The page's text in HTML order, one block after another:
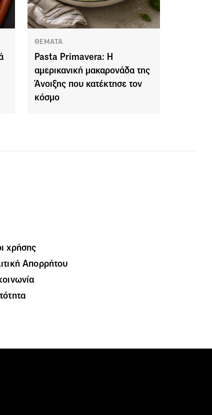
ΘΕΜΑΤΑ
Pasta Primavera: Η
αμερικανική μακαρονάδα της
Άνοιξης που κατέκτησε τον
κόσμο
χρήσης
Απορρήτου